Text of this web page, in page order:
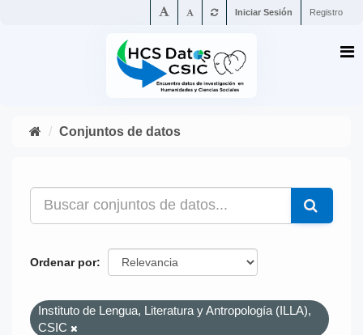
Iniciar Sesión Registro
Conjuntos de datos
Ordenar por
Instituto de Lengua, Literatura y Antropología (ILLA),
CSIC